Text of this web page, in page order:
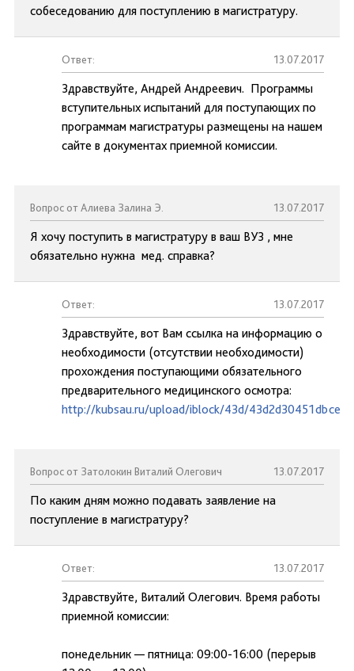
собеседованию для поступлению в магистратуру.
Ответ: 13.07.2017
Здравствуйте, Андрей Андреевич. Программы
вступительных испытаний для поступающих по
программам магистратуры размещены на нашем
сайте в документах приемной комиссии.
Вопрос от Алиева Залина Э. 13.07.2017
Я хочу поступить в магистратуру в ваш ВУЗ , мне
обязательно нужна мед. справка?
Ответ: 13.07.2017
Здравствуйте, вот Вам ссылка на информацию о
необходимости (отсутствии необходимости)
прохождения поступающими обязательного
предварительного медицинского осмотра:
http://kubsau.ru/upload/iblock/43d/
Вопрос от Затолокин Виталий Олегович 13.07.2017
По каким дням можно подавать заявление на
поступление в магистратуру?
Ответ: 13.07.2017
Здравствуйте, Виталий Олегович. Время работы
приемной комиссии:
понедельник — пятница: 09:00-16:00 (перерыв